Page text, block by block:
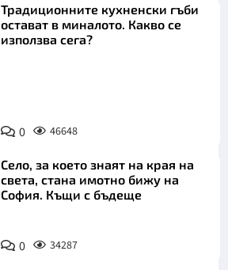
Традиционните кухненски гъби
остават в миналото. Какво се
използва сега?
0 46648
Село, за което знаят на края на
света, стана имотно бижу на
София. Къщи с бъдеще
0 34287